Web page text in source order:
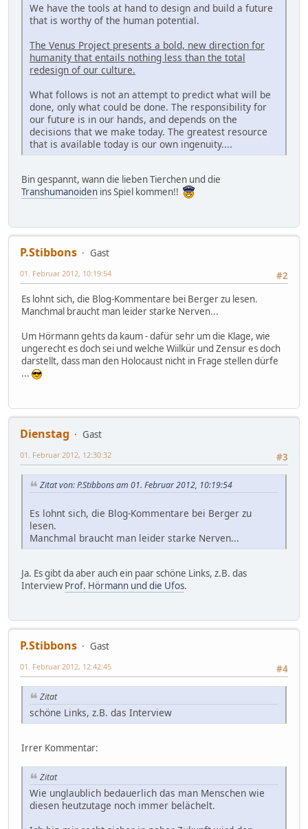
We have the tools at hand to design and build a future
that is worthy of the human potential.
The Venus Project presents a bold, new direction for
humanity that entails nothing less than the total
redesign of our culture.
What follows is not an attempt to predict what will be
done, only what could be done. The responsibility for
our future is in our hands, and depends on the
decisions that we make today. The greatest resource
that is available today is our own ingenuity....
Bin gespannt, wann die lieben Tierchen und die
Transhumanoiden ins Spiel kommen!!
P.Stibbons
Gast
#2
01. Februar 2012, 10:19:54
Es lohnt sich, die Blog-Kommentare bei Berger zu lesen.
Manchmal braucht man leider starke Nerven...
Um Hörmann gehts da kaum - dafür sehr um die Klage, wie
ungerecht es doch sei und welche Wiilkür und Zensur es doch
darstellt, dass man den Holocaust nicht in Frage stellen dürfe
...
Dienstag
Gast
#3
01. Februar 2012, 12:30:32
Zitat von: P.Stibbons am 01. Februar 2012, 10:19:54
Es lohnt sich, die Blog-Kommentare bei Berger zu
lesen.
Manchmal braucht man leider starke Nerven...
Ja. Es gibt da aber auch ein paar schöne Links, z.B. das
InterviewProf. Hörmann und die Ufos.
P.Stibbons
Gast
#4
01. Februar 2012, 12:42:45
Zitat
schöne Links, z.B. das Interview
Irrer Kommentar:
Zitat
Wie unglaublich bedauerlich das man Menschen wie
diesen heutzutage noch immer belächelt.